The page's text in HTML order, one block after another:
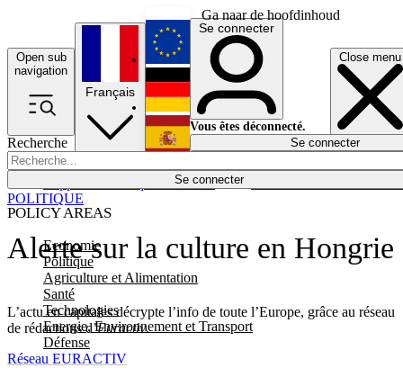
Ga naar de hoofdinhoud
Open sub
navigation
Close menu
Recherche
Se connecter
POLICY AREAS
Economie
Politique
Agriculture et Alimentation
Santé
Technologies
Energie, Environnement et Transport
Défense
Économie
Français
English
Deutsch
Español
Se connecter
Vous êtes déconnecté.
Se connecter
Alerte sur la culture en Hongrie
L’actu en capitales décrypte l’info de toute l’Europe, grâce au réseau
de rédactions d’Euractiv.
POLITIQUE
Réseau EURACTIV